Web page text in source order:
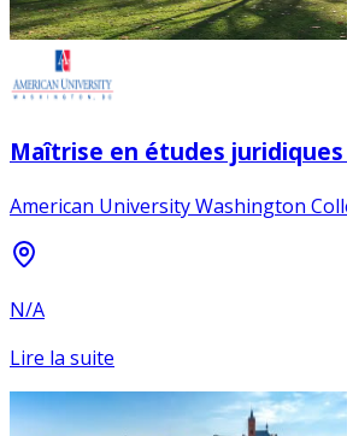
Maîtrise en études juridiques
American University Washington
N/A
Lire la suite